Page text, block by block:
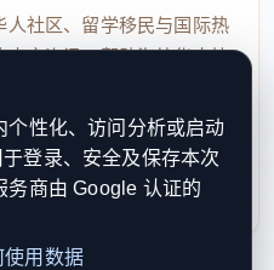
陈也毫不犹豫地捐了
数月的零花钱，另外300
。“其实挺惊讶的，平时
学校里有人需要捐款治
少了、捐慢了影响同学
有正能量，索性支持她
社区、留学移民与国际热
文资讯，帮助海外华人快
优先处理站务、投稿与权
个性化、访问分析或启动
登录、安全及保存本次
务商由 Google 认证的
用数据